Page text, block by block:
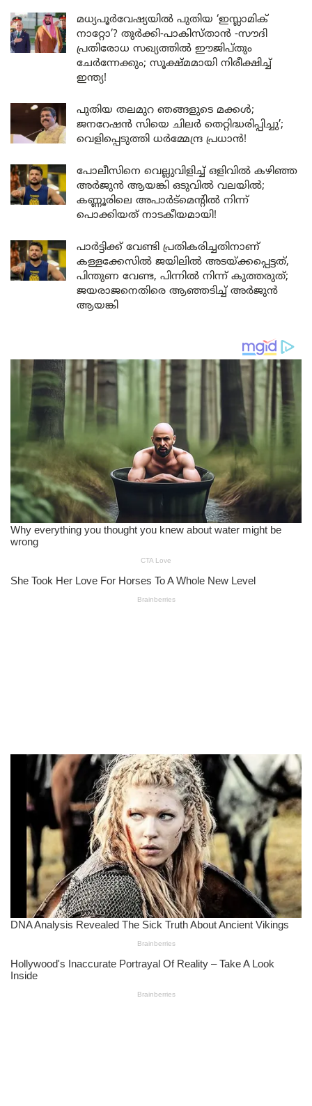
മധ്യപൂർവേഷ്യയിൽ പുതിയ ‘ഇസ്ലാമിക്
നാറ്റോ’? തുർക്കി-പാകിസ്താൻ -സൗദി
പ്രതിരോധ സഖ്യത്തിൽ ഈജിപ്തും
ചേർന്നേക്കും; സൂക്ഷ്മമായി നിരീക്ഷിച്ച്
ഇന്ത്യ!
പുതിയ തലമുറ ഞങ്ങളുടെ മക്കൾ;
ജനറേഷൻ സിയെ ചിലർ തെറ്റിദ്ധരിപ്പിച്ചു’;
വെളിപ്പെടുത്തി ധർമ്മേന്ദ്ര പ്രധാൻ!
പോലീസിനെ വെല്ലുവിളിച്ച് ഒളിവിൽ കഴിഞ്ഞ
അർജുൻ ആയങ്കി ഒടുവിൽ വലയിൽ;
കണ്ണൂരിലെ അപാർട്മെന്റിൽ നിന്ന്
പൊക്കിയത് നാടകീയമായി!
പാർട്ടിക്ക് വേണ്ടി പ്രതികരിച്ചതിനാണ്
കള്ളക്കേസിൽ ജയിലിൽ അടയ്ക്കപ്പെട്ടത്,
പിന്തുണ വേണ്ട, പിന്നിൽ നിന്ന് കുത്തരുത്;
ജയരാജനെതിരെ ആഞ്ഞടിച്ച് അർജുൻ
ആയങ്കി